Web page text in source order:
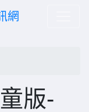
網
版-